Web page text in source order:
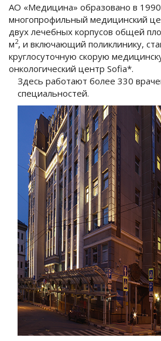
АО «Медицина» образовано в 1990
многопрофильный медицинский
двух лечебных корпусов общей
м2, и включающий поликлинику,
круглосуточную скорую
онкологический центр Sofia*.
Здесь работают более 330
специальностей.